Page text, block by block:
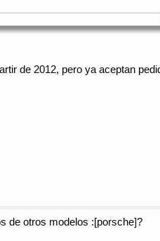
de 2012, pero ya aceptan
de otros modelos :[porsche]?